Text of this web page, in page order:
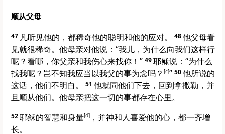
顺从父母
47 凡听见他的，都稀奇他的聪明和他的应对。 48他父母看
见就很稀奇。他母亲对他说：“我儿，为什么向我们这样行
呢？看哪，你父亲和我伤心来找你！” 49耶稣说： “为什么
找我呢？岂不知我应当以我父的事为念吗？ [c]” 50他所说的
这话，他们不明白。
51 他就同他们下去，回到拿撒勒 ，并
且顺从他们。他母亲把这一切的事都存在心里。
52耶稣的智慧和身量[d] ，并神和人喜爱他的心，都一齐增
长。